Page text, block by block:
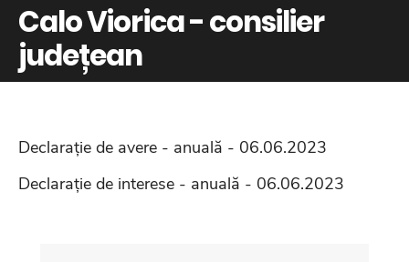
Calo Viorica - consilier
județean
Declarație de avere - anuală - 06.06.2023
Declarație de interese - anuală - 06.06.2023